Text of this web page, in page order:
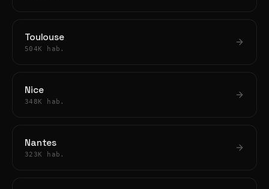
Toulouse
504K hab.
Nice
348K hab.
Nantes
323K hab.